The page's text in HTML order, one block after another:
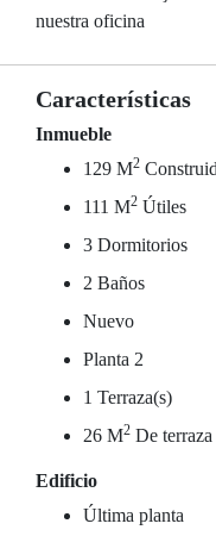
nuestra oficina
Características
Inmueble
129 M2
111 M2 Útiles
3 Dormitorios
2 Baños
Nuevo
Planta 2
1 Terraza(s)
26 M2 De terraza
Edificio
Última planta